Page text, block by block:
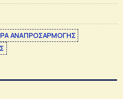
ΑΝΑΠΡΟΣΑΡΜΟΓΗΣ